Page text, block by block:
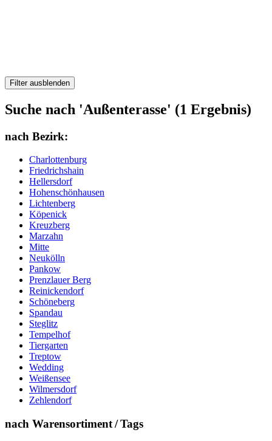
Filter ausblenden
Suche nach 'Außenterasse' (1 Ergebnis)
nach Bezirk:
Charlottenburg
Friedrichshain
Hellersdorf
Hohenschönhausen
Lichtenberg
Köpenick
Kreuzberg
Marzahn
Mitte
Neukölln
Pankow
Prenzlauer Berg
Reinickendorf
Schöneberg
Spandau
Steglitz
Tempelhof
Tiergarten
Treptow
Wedding
Weißensee
Wilmersdorf
Zehlendorf
nach Warensortiment / Tags